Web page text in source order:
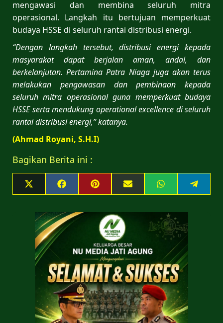
mengawasi dan membina seluruh mitra
operasional. Langkah itu bertujuan memperkuat
budaya HSSE di seluruh rantai distribusi energi.
“Dengan langkah tersebut, distribusi energi kepada
masyarakat dapat berjalan aman, andal, dan
berkelanjutan. Pertamina Patra Niaga juga akan terus
melakukan pengawasan dan pembinaan kepada
seluruh mitra operasional guna memperkuat budaya
HSSE serta mendukung operational excellence di seluruh
rantai distribusi energi,” katanya.
(Ahmad Royani, S.H.I)
Bagikan Berita ini :